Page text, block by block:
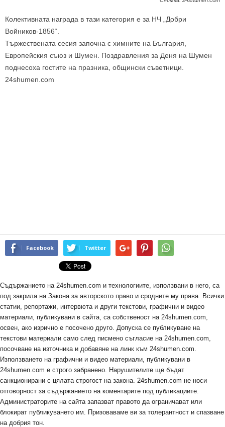
Колективната награда в тази категория е за НЧ „Добри
Войников-1856“.
Тържествената сесия започна с химните на България,
Европейския съюз и Шумен. Поздравления за Деня на Шумен
поднесоха гостите на празника, общински съветници.
24shumen.com
Facebook Twitter
Съдържанието на 24shumen.com и технологиите, използвани в него, са
под закрила на Закона за авторското право и сродните му права. Всички
статии, репортажи, интервюта и други текстови, графични и видео
материали, публикувани в сайта, са собственост на 24shumen.com,
освен, ако изрично е посочено друго. Допуска се публикуване на
текстови материали само след писмено съгласие на 24shumen.com,
посочване на източника и добавяне на линк към 24shumen.com.
Използването на графични и видео материали, публикувани в
24shumen.com е строго забранено. Нарушителите ще бъдат
санкционирани с цялата строгост на закона. 24shumen.com не носи
отговорност за съдържанието на коментарите под публикациите.
Администраторите на сайта запазват правото да ограничават или
блокират публикуването им. Призоваваме ви за толерантност и спазване
на добрия тон.